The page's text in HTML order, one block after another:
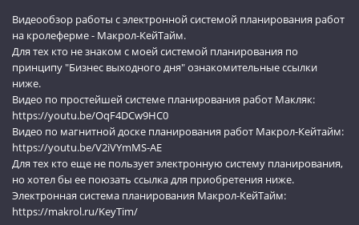
Видеообзор работы с электронной системой планирования работ
на кролеферме - Макрол-КейТайм.
Для тех кто не знаком с моей системой планирования по
принципу "Бизнес выходного дня" ознакомительные ссылки
ниже.
Видео по простейшей системе планирования работ Макляк:
https://youtu.be/OqF4DCw9HC0
Видео по магнитной доске планирования работ Макрол-Кейтайм:
https://youtu.be/V2iVYmMS-AE
Для тех кто еще не пользует электронную систему планирования,
но хотел бы ее поюзать ссылка для приобретения ниже.
Электронная система планирования Макрол-КейТайм:
https://makrol.ru/KeyTim/